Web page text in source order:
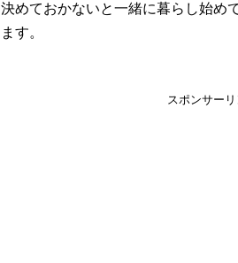
決めておかないと一緒に暮らし始め
ます。
スポンサーリ